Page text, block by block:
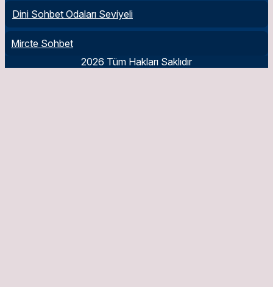
Dini Sohbet Odaları Seviyeli
Mircte Sohbet
2026 Tüm Hakları Saklıdır